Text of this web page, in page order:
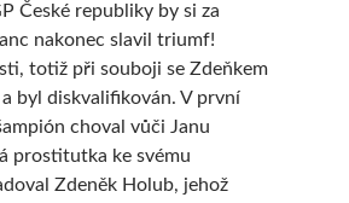
České republiky by si za
nakonec slavil triumf!
totiž při souboji se Zdeňkem
byl diskvalifikován. V první
choval vůči Janu
prostitutka ke svému
Zdeněk Holub, jehož